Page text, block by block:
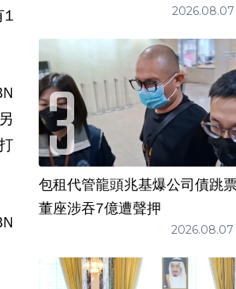
1
2026.08.07
包租代管龍頭兆基爆公司債跳
董座涉吞7億遭聲押
2026.08.07